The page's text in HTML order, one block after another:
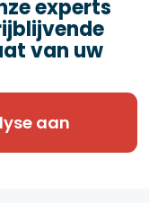
experts
van uw
aan